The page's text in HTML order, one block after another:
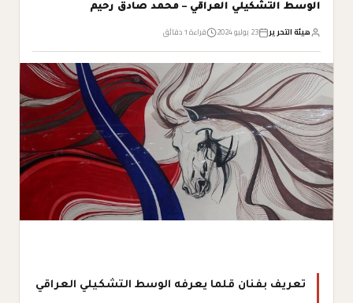
الوسط التشكيلي العراقي – محمد صادق رحيم
هيئة التحرير 23 يوليو 2024 قراءة 1 دقائق
تعريف بفنان قلما يعرفه الوسط التشكيلي العراقي